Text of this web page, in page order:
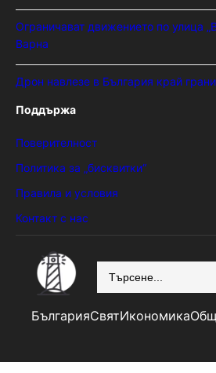
Ограничават движението по улица
Варна
Дрон навлезе в България край
Поддържа
Поверителност
Политика за „бисквитки“
Правила и условия
Контакт с нас
БългарияСвятИкономика